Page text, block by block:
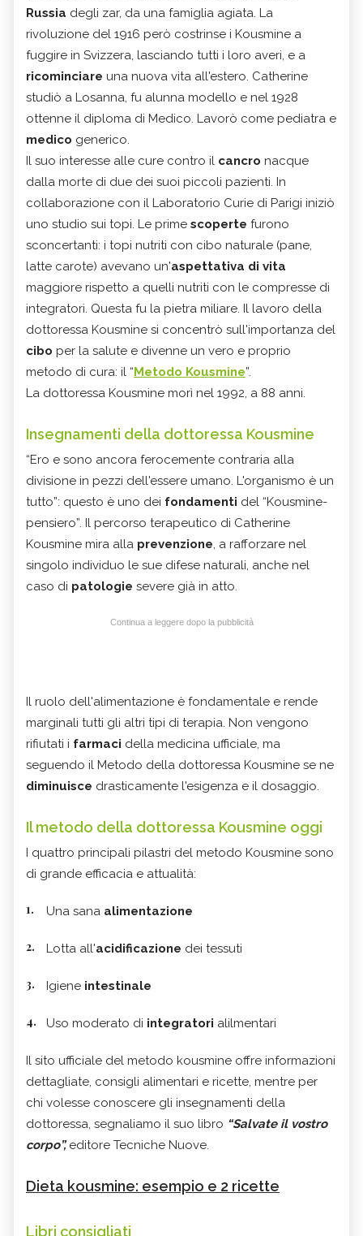
Russia degli zar, da una famiglia agiata. La
rivoluzione del 1916 però costrinse i Kousmine a
fuggire in Svizzera, lasciando tutti i loro averi, e a
ricominciare una nuova vita all'estero. Catherine
studiò a Losanna, fu alunna modello e nel 1928
ottenne il diploma di Medico. Lavorò come pediatra e
medico generico.
Il suo interesse alle cure contro il cancro nacque
dalla morte di due dei suoi piccoli pazienti. In
collaborazione con il Laboratorio Curie di Parigi iniziò
uno studio sui topi. Le prime scoperte furono
sconcertanti: i topi nutriti con cibo naturale (pane,
latte carote) avevano un'aspettativa di vita
maggiore rispetto a quelli nutriti con le compresse di
integratori. Questa fu la pietra miliare. Il lavoro della
dottoressa Kousmine si concentrò sull'importanza del
cibo per la salute e divenne un vero e proprio
metodo di cura: il “Metodo Kousmine”.
La dottoressa Kousmine morì nel 1992, a 88 anni.
Insegnamenti della dottoressa Kousmine
“Ero e sono ancora ferocemente contraria alla
divisione in pezzi dell'essere umano. L'organismo è un
tutto”: questo è uno dei fondamenti del “Kousmine-
pensiero”. Il percorso terapeutico di Catherine
Kousmine mira alla prevenzione, a rafforzare nel
singolo individuo le sue difese naturali, anche nel
caso di patologie severe già in atto.
Continua a leggere dopo la pubblicità
Il ruolo dell'alimentazione è fondamentale e rende
marginali tutti gli altri tipi di terapia. Non vengono
rifiutati i farmaci della medicina ufficiale, ma
seguendo il Metodo della dottoressa Kousmine se ne
diminuisce drasticamente l'esigenza e il dosaggio.
Il metodo della dottoressa Kousmine oggi
I quattro principali pilastri del metodo Kousmine sono
di grande efficacia e attualità:
Una sana alimentazione
Lotta all'acidificazione dei tessuti
Igiene intestinale
Uso moderato di integratori alilmentari
Il sito ufficiale del metodo kousmine offre informazioni
dettagliate, consigli alimentari e ricette, mentre per
chi volesse conoscere gli insegnamenti della
dottoressa, segnaliamo il suo libro “Salvate il vostro
corpo”,editore Tecniche Nuove.
Dieta kousmine: esempio e 2 ricette
Libri consigliati